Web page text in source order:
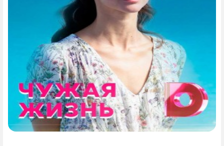
СТИЛЬ ЖИЗНИ
СЕРИАЛЫ
ИГРЫ
ПРЕСС-РЕЛИЗЫ
О ПРОЕКТЕ